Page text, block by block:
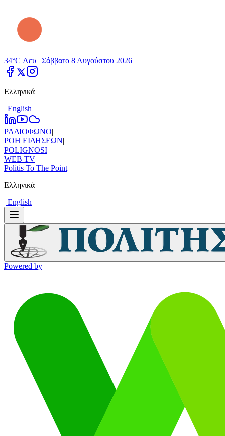
34°C Λευ | Σάββατο 8 Αυγούστου 2026
Ελληνικά
| Εnglish
ΡΑΔΙΟΦΩΝΟ|
ΡΟΗ ΕΙΔΗΣΕΩΝ|
POLIGNOSI|
WEB TV|
Politis To The Point
Ελληνικά
| Εnglish
Powered by